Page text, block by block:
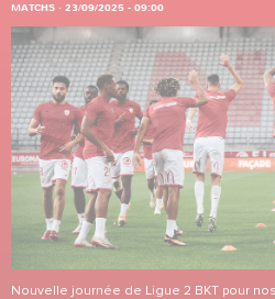
MATCHS · 23/09/2025 - 09:00
Nouvelle journée de Ligue 2 BKT pour